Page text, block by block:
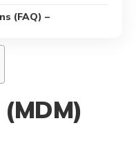
(FAQ) –